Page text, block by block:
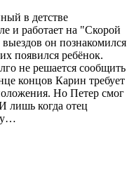
в детстве
и работает на "Скорой
он познакомился
появился ребёнок.
не решается сообщить
концов Карин требует
Но Петер смог
лишь когда отец